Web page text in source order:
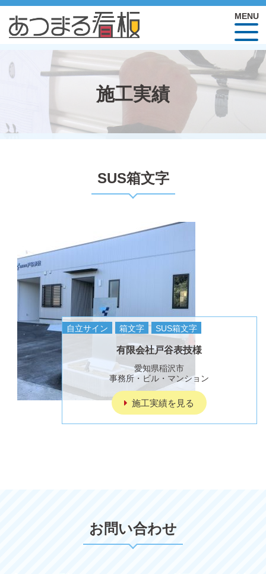
施工実績
SUS箱文字
自立サイン 箱文字 SUS箱文字
有限会社戸谷表技様
愛知県稲沢市
事務所・ビル・マンション
施工実績を見る
お問い合わせ